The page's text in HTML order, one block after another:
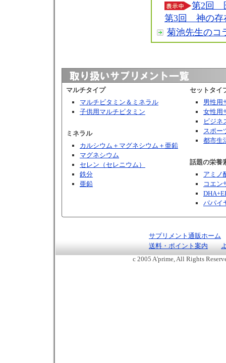
第2回
第3回 神の存
菊池先生のコ
マルチタイプ
マルチビタミン＆ミネラル
子供用マルチビタミン
ミネラル
カルシウム＋マグネシウム＋亜鉛
マグネシウム
セレン（セレニウム）
鉄分
亜鉛
セットタイ
男性用
女性用
ビジネ
スポー
都市生
話題の栄養
アミノ
コエン
パパイ
サプリメント通販ホーム
送料・ポイント案内
c 2005 A'prime, All Rights